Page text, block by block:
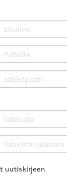
uutiskirjeen